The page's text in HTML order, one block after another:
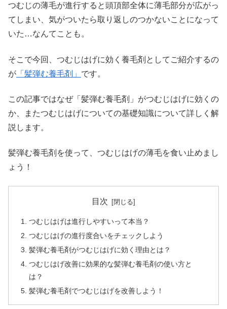
つむじの薄毛が進行すると頭頂部全体に薄毛部分が広がっ
てしまい、気がついたら取り返しのつかないことになって
いた…なんてことも。
そこで今回、つむじはげに効く養毛剤としてご紹介するの
が 「髪弾む養毛剤」 です。
この記事ではなぜ「髪弾む養毛剤」がつむじはげに効くの
か、またつむじはげについての基礎知識について詳しく解
説します。
髪弾む養毛剤を使って、つむじはげの薄毛を食い止めまし
ょう！
目次
つむじはげは進行しやすいって本当？
つむじはげの進行度合いをチェックしよう
髪弾む養毛剤がつむじはげに効く理由とは？
つむじはげ改善に効果的な髪弾む養毛剤の使い方と
は？
髪弾む養毛剤でつむじはげを改善しよう！